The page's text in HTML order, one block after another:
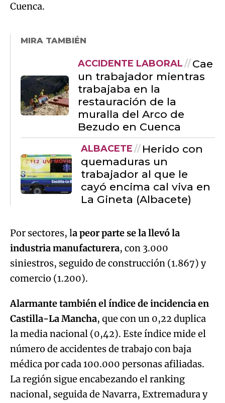
Cuenca.
MIRA TAMBIÉN
ACCIDENTE LABORAL
Cae
un trabajador mientras
trabajaba en la
restauración de la
muralla del Arco de
Bezudo en Cuenca
ALBACETE
Herido con
quemaduras un
trabajador al que le
cayó encima cal viva en
La Gineta (Albacete)
Por sectores, la peor parte se la llevó la
industria manufacturera, con 3.000
siniestros, seguido de construcción (1.867) y
comercio (1.200).
Alarmante también el índice de incidencia en
Castilla-La Mancha, que con un 0,22 duplica
la media nacional (0,42). Este índice mide el
número de accidentes de trabajo con baja
médica por cada 100.000 personas afiliadas.
La región sigue encabezando el ranking
nacional, seguida de Navarra, Extremadura y